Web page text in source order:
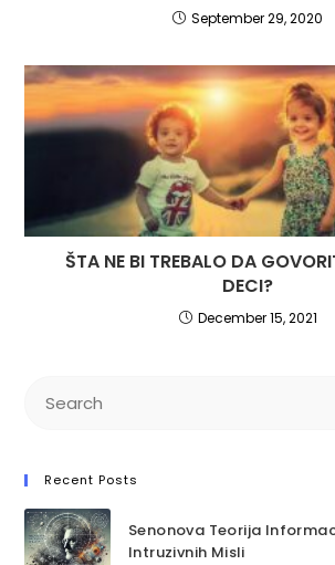
September 29, 2020
ŠTA NE BI TREBALO DA
DECI?
December 15, 2021
Recent Posts
Senonova Teorija
Intruzivnih Misli